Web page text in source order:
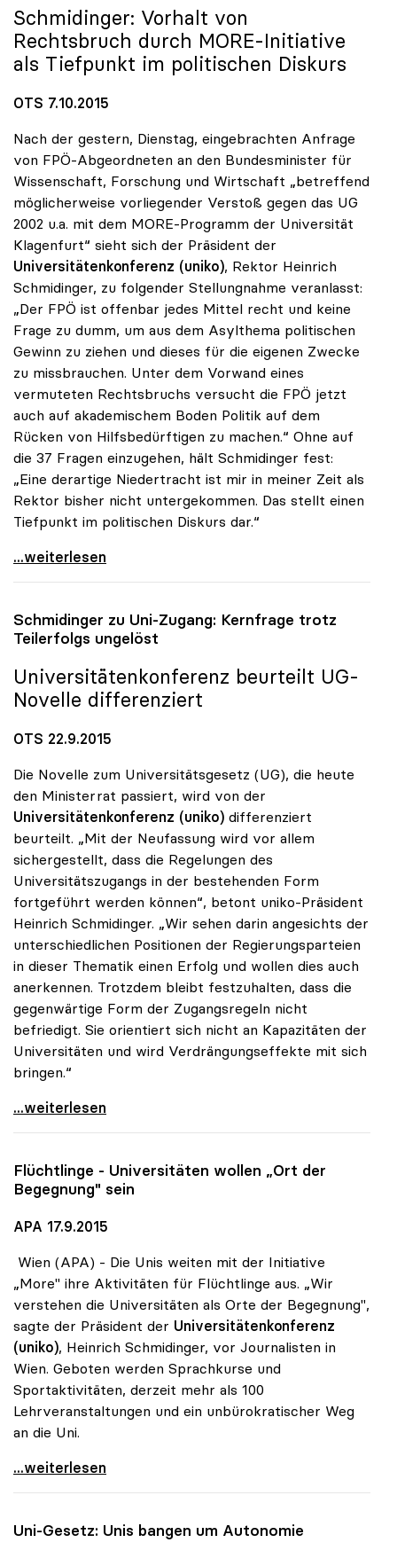
Schmidinger: Vorhalt von
Rechtsbruch durch MORE-Initiative
als Tiefpunkt im politischen Diskurs
OTS 7.10.2015
Nach der gestern, Dienstag, eingebrachten Anfrage
von FPÖ-Abgeordneten an den Bundesminister für
Wissenschaft, Forschung und Wirtschaft „betreffend
möglicherweise vorliegender Verstoß gegen das UG
2002 u.a. mit dem MORE-Programm der Universität
Klagenfurt“ sieht sich der Präsident der
Universitätenkonferenz (uniko), Rektor Heinrich
Schmidinger, zu folgender Stellungnahme veranlasst:
„Der FPÖ ist offenbar jedes Mittel recht und keine
Frage zu dumm, um aus dem Asylthema politischen
Gewinn zu ziehen und dieses für die eigenen Zwecke
zu missbrauchen. Unter dem Vorwand eines
vermuteten Rechtsbruchs versucht die FPÖ jetzt
auch auf akademischem Boden Politik auf dem
Rücken von Hilfsbedürftigen zu machen.“ Ohne auf
die 37 Fragen einzugehen, hält Schmidinger fest:
„Eine derartige Niedertracht ist mir in meiner Zeit als
Rektor bisher nicht untergekommen. Das stellt einen
Tiefpunkt im politischen Diskurs dar.“
uniko zur FPÖ-Anfrage: „Asylthema wird
...weiterlesen
Schmidinger zu Uni-Zugang: Kernfrage trotz
Teilerfolgs ungelöst
Universitätenkonferenz beurteilt UG-
Novelle differenziert
OTS 22.9.2015
Die Novelle zum Universitätsgesetz (UG), die heute
den Ministerrat passiert, wird von der
Universitätenkonferenz (uniko) differenziert
beurteilt. „Mit der Neufassung wird vor allem
sichergestellt, dass die Regelungen des
Universitätszugangs in der bestehenden Form
fortgeführt werden können“, betont uniko-Präsident
Heinrich Schmidinger. „Wir sehen darin angesichts der
unterschiedlichen Positionen der Regierungsparteien
in dieser Thematik einen Erfolg und wollen dies auch
anerkennen. Trotzdem bleibt festzuhalten, dass die
gegenwärtige Form der Zugangsregeln nicht
befriedigt. Sie orientiert sich nicht an Kapazitäten der
Universitäten und wird Verdrängungseffekte mit sich
bringen.“
Schmidinger zu Uni-Zugang: Kernfrage trotz
...weiterlesen
Flüchtlinge - Universitäten wollen „Ort der
Begegnung" sein
APA 17.9.2015
Wien (APA) - Die Unis weiten mit der Initiative
„More" ihre Aktivitäten für Flüchtlinge aus. „Wir
verstehen die Universitäten als Orte der Begegnung",
sagte der Präsident der Universitätenkonferenz
(uniko), Heinrich Schmidinger, vor Journalisten in
Wien. Geboten werden Sprachkurse und
Sportaktivitäten, derzeit mehr als 100
Lehrveranstaltungen und ein unbürokratischer Weg
an die Uni.
Flüchtlinge - Universitäten wollen „Ort der
...weiterlesen
Uni-Gesetz: Unis bangen um Autonomie